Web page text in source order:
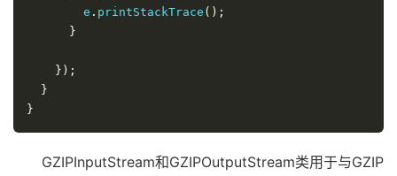
        e
. printStackTrace ();
}
});
}
}
GZIPInputStream和GZIPOutputStream类用于与GZIP